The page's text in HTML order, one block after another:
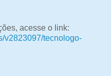
acesse o link:
v2823097/tecnologo-